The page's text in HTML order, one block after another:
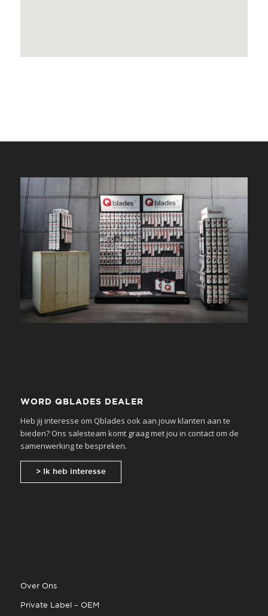
WORD QBLADES DEALER
Heb jij interesse om Qblades ook aan jouw klanten aan te
bieden? Ons salesteam komt graag met jou in contact om de
samenwerking te bespreken.
> Ik heb interesse
Over Ons
Private Label – OEM